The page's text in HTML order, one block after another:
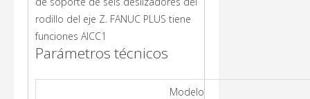
rodillo del eje Z. FANUC PLUS tiene
funciones AICC1
Parámetros técnicos
Modelo